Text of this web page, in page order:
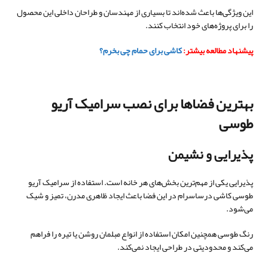
این ویژگی‌ها باعث شده‌اند تا بسیاری از مهندسان و طراحان داخلی این محصول
را برای پروژه‌های خود انتخاب کنند.
پیشنهاد مطالعه بیشتر:کاشی برای حمام چی بخرم؟
بهترین فضاها برای نصب سرامیک آریو
طوسی
پذیرایی و نشیمن
پذیرایی یکی از مهم‌ترین بخش‌های هر خانه است. استفاده از سرامیک آریو
طوسی کاشی درساسرام در این فضا باعث ایجاد ظاهری مدرن، تمیز و شیک
می‌شود.
رنگ طوسی همچنین امکان استفاده از انواع مبلمان روشن یا تیره را فراهم
می‌کند و محدودیتی در طراحی ایجاد نمی‌کند.